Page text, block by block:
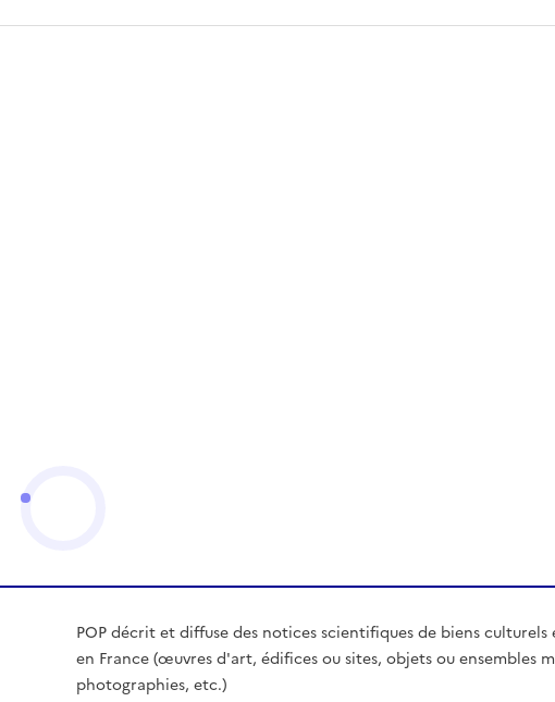
POP décrit et diffuse des notices scientifiques de biens culturels
en France (œuvres d'art, édifices ou sites, objets ou ensembles
photographies, etc.)